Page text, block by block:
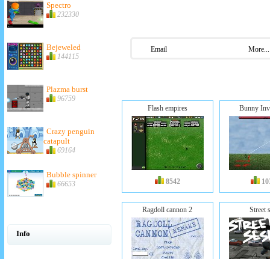
Spectro
232330
Bejeweled
144115
Plazma burst
96759
Crazy penguin
catapult
69164
Bubble spinner
66653
Info
Email More...
Flash empires
8542
Bunny
Ragdoll cannon 2 Street